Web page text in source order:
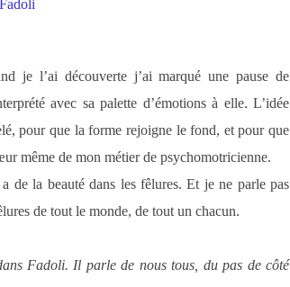
je l’ai découverte j’ai marqué une pause de
avec sa palette d’émotions à elle. L’idée
pour que la forme rejoigne le fond, et pour que
même de mon métier de psychomotricienne.
de la beauté dans les fêlures. Et je ne parle pas
de tout le monde, de tout un chacun.
Fadoli. Il parle de nous tous, du pas de côté